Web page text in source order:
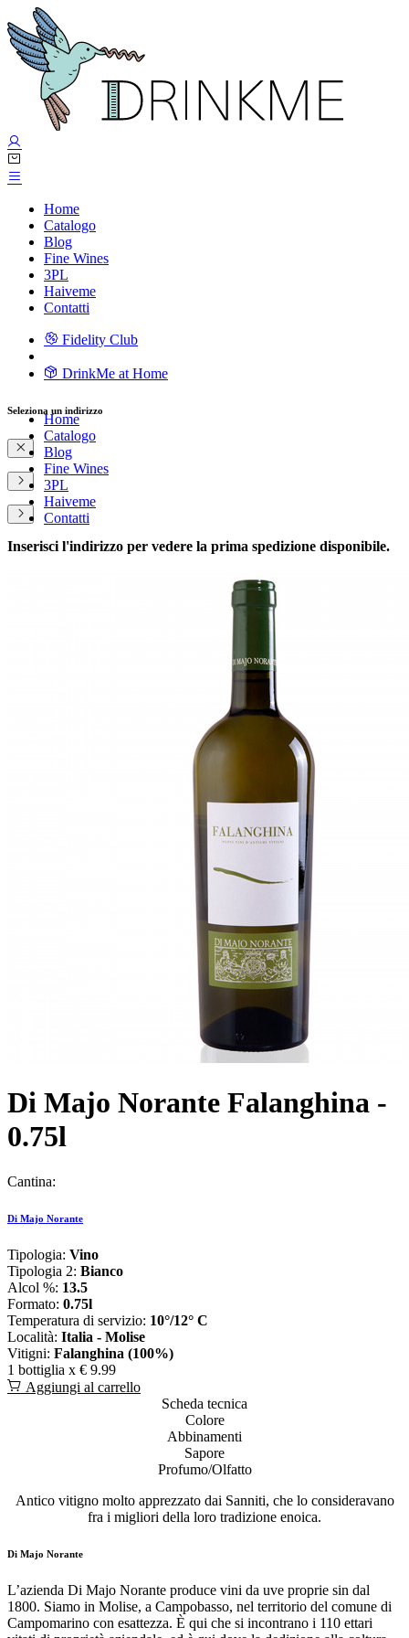
Home
Catalogo
Blog
Fine Wines
3PL
Haiveme
Contatti
Fidelity Club
DrinkMe at Home
Home
Catalogo
Blog
Fine Wines
3PL
Haiveme
Contatti
Seleziona un indirizzo
Inserisci l'indirizzo per vedere la prima spedizione disponibile.
Di Majo Norante Falanghina -
0.75l
Cantina:
Di Majo Norante
Tipologia: Vino
Tipologia 2: Bianco
Alcol %: 13.5
Formato: 0.75l
Temperatura di servizio: 10°/12° C
Località: Italia - Molise
Vitigni: Falanghina (100%)
1 bottiglia x € 9.99
Aggiungi al carrello
Scheda tecnica
Colore
Abbinamenti
Sapore
Profumo/Olfatto
Antico vitigno molto apprezzato dai Sanniti, che lo consideravano
fra i migliori della loro tradizione enoica.
Di Majo Norante
L’azienda Di Majo Norante produce vini da uve proprie sin dal
1800. Siamo in Molise, a Campobasso, nel territorio del comune di
Campomarino con esattezza. È qui che si incontrano i 110 ettari